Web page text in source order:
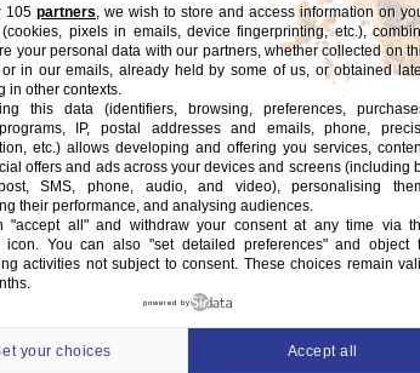
du cinéma sud-coréen. Elle était
une inspiratrice pour la nouvelle
inspirant ceux qui aspirent à suivre ses
105 partners, we wish to store and access information on
pixels in emails, device fingerprinting, etc.),
your personal data with our partners, whether collected on
in our emails, already held by some of us, or obtained
in other contexts.
this data (identifiers, browsing, preferences,
IP, postal addresses and emails, phone,
etc.) allows developing and offering you services,
offers and ads across your devices and screens (including
SMS, phone, audio, and video), personalising
their performance, and analysing audiences.
"accept all" and withdraw your consent at any time via
icon. You can also "set detailed preferences" and object
activities not subject to consent. These choices remain
powered by
your choices Accept all